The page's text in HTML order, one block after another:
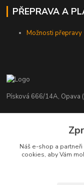
PŘEPRAVA A
Možnosti přepravy
Písková 666/14A, Opava
+420 776 839
info@nosice.com
Náš e-shop a
cookies, aby Vám